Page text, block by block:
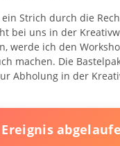
Strich durch die
bei uns in der
werde ich den
machen. Die
Abholung in der
Ereignis